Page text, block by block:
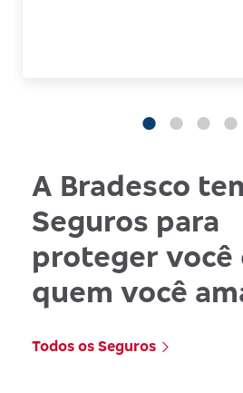
A Bradesco
Seguros para
proteger você
quem você
Todos os Seguros